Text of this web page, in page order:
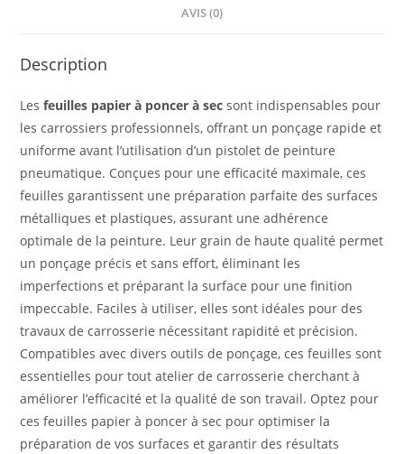
AVIS (0)
Description
Lesfeuilles papier à poncer à sec sont indispensables pour
les carrossiers professionnels, offrant un ponçage rapide et
uniforme avant l’utilisation d’un pistolet de peinture
pneumatique. Conçues pour une efficacité maximale, ces
feuilles garantissent une préparation parfaite des surfaces
métalliques et plastiques, assurant une adhérence
optimale de la peinture. Leur grain de haute qualité permet
un ponçage précis et sans effort, éliminant les
imperfections et préparant la surface pour une finition
impeccable. Faciles à utiliser, elles sont idéales pour des
travaux de carrosserie nécessitant rapidité et précision.
Compatibles avec divers outils de ponçage, ces feuilles sont
essentielles pour tout atelier de carrosserie cherchant à
améliorer l’efficacité et la qualité de son travail. Optez pour
ces feuilles papier à poncer à sec pour optimiser la
préparation de vos surfaces et garantir des résultats